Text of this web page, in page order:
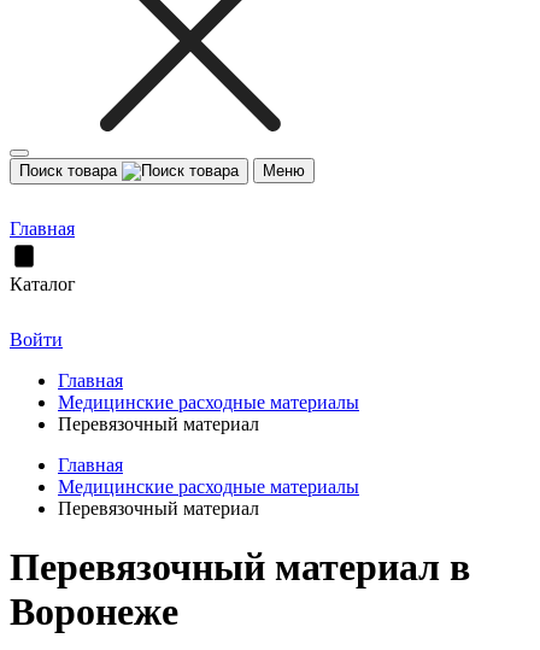
Поиск товара Меню
Главная
Каталог
Войти
Главная
Медицинские расходные материалы
Перевязочный материал
Главная
Медицинские расходные материалы
Перевязочный материал
Перевязочный материал в
Воронеже